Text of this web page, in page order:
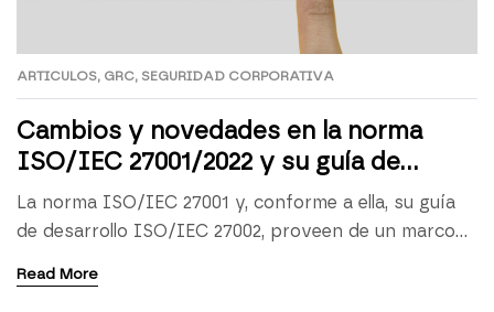
ARTICULOS, GRC, SEGURIDAD CORPORATIVA
Cambios y novedades en la norma
ISO/IEC 27001/2022 y su guía de
desarrollo ISO/IEC 27002/2022
La norma ISO/IEC 27001 y, conforme a ella, su guía
de desarrollo ISO/IEC 27002, proveen de un marco
implementación, mantenimiento y mejora de un
Read More